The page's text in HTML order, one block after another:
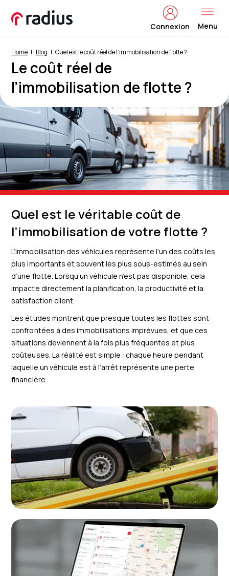
Connexion Menu
Home Blog Quel est le coût réel de l’immobilisation de flotte ?
Le coût réel de
l’immobilisation de flotte ?
Quel est le véritable coût de
l’immobilisation de votre flotte ?
L’immobilisation des véhicules représente l’un des coûts les
plus importants et souvent les plus sous-estimés au sein
d’une flotte. Lorsqu’un véhicule n’est pas disponible, cela
impacte directement la planification, la productivité et la
satisfaction client.
Les études montrent que presque toutes les flottes sont
confrontées à des immobilisations imprévues, et que ces
situations deviennent à la fois plus fréquentes et plus
coûteuses. La réalité est simple : chaque heure pendant
laquelle un véhicule est à l’arrêt représente une perte
financière.